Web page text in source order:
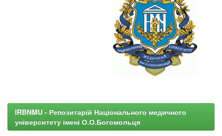
IRBNMU - Репозитарій Національного медичного
університету імені О.О.Богомольця